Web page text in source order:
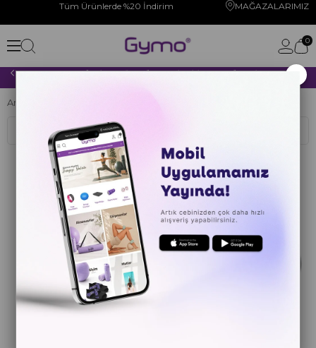
Tüm Ürünlerde %20 İndirim MAĞAZALARIMIZ
0
2000 TL VE ÜZERİ YAPACAĞINIZ TÜM ALIŞVERİŞLERİNİZDE KARGO ÜCRETSİZ!
Anasayfa
Sıralama